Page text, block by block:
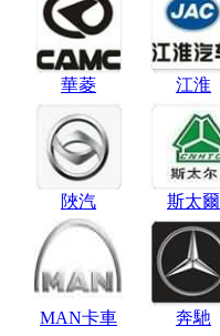
華菱 江淮
陜汽 斯太爾
MAN卡車 奔馳